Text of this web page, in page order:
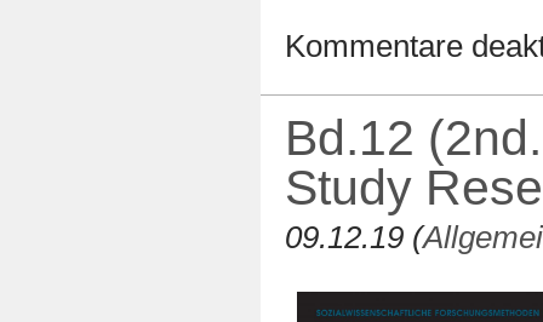
Kommentare
Bd.12
Study
09.12.19 (